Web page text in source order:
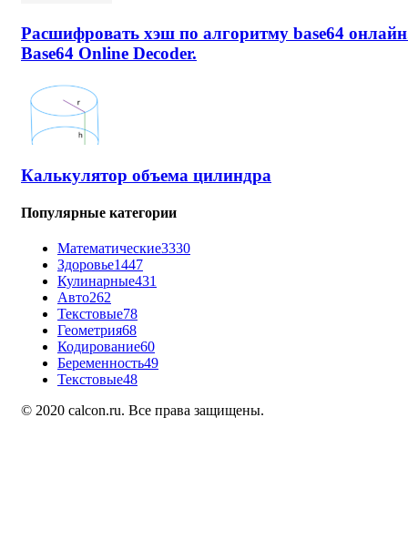
Расшифровать хэш по алгоритму base64
Base64 Online Decoder.
Калькулятор объема цилиндра
Популярные категории
Математические3330
Здоровье1447
Кулинарные431
Авто262
Текстовые78
Геометрия68
Кодирование60
Беременность49
Текстовые48
© 2020 calcon.ru. Все права защищены.